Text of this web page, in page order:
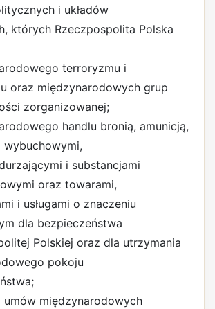
i układów
których Rzeczpospolita Polska
terroryzmu i
oraz międzynarodowych grup
zorganizowanej;
handlu bronią, amunicją,
wybuchowymi,
i substancjami
oraz towarami,
i usługami o znaczeniu
dla bezpieczeństwa
Polskiej oraz dla utrzymania
pokoju
umów międzynarodowych